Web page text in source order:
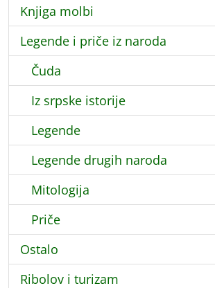
Knjiga molbi
Legende i priče iz naroda
Čuda
Iz srpske istorije
Legende
Legende drugih naroda
Mitologija
Priče
Ostalo
Ribolov i turizam